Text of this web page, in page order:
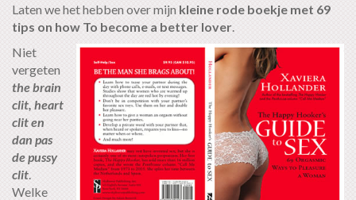
Laten we het hebben over mijn kleine rode boekje met 69
tips on how To become a better lover
Niet
vergeten
the brain
clit, heart
clit en
dan pas
de pussy
clit
Welke